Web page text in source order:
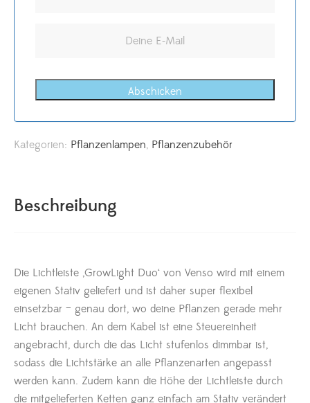
Abschicken
Kategorien: Pflanzenlampen, Pflanzenzubehör
Beschreibung
Die Lichtleiste ‚GrowLight Duo‘ von Venso wird mit einem
eigenen Stativ geliefert und ist daher super flexibel
einsetzbar – genau dort, wo deine Pflanzen gerade mehr
Licht brauchen. An dem Kabel ist eine Steuereinheit
angebracht, durch die das Licht stufenlos dimmbar ist,
sodass die Lichtstärke an alle Pflanzenarten angepasst
werden kann. Zudem kann die Höhe der Lichtleiste durch
die mitgelieferten Ketten ganz einfach am Stativ verändert